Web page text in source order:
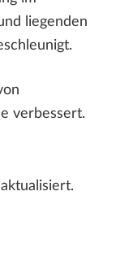
liegenden
verbessert.